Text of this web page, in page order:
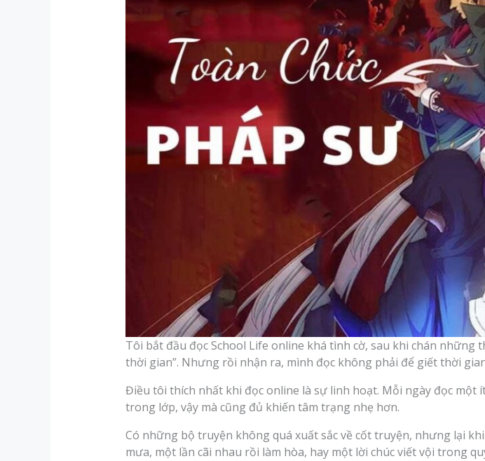
Tôi bắt đầu đọc School Life online khá tình cờ, sau khi chán
thời gian”. Nhưng rồi nhận ra, mình đọc không phải để giết thời
Điều tôi thích nhất khi đọc online là sự linh hoạt. Mỗi ngày đọc một
trong lớp, vậy mà cũng đủ khiến tâm trạng nhẹ hơn.
Có những bộ truyện không quá xuất sắc về cốt truyện, nhưng lại
mưa, một lần cãi nhau rồi làm hòa, hay một lời chúc viết vội trong